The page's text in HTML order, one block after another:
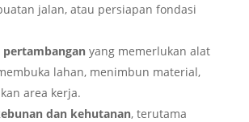
jalan, atau persiapan fondasi
pertambanganyang memerlukan alat
lahan, menimbun material,
area kerja.
dan kehutanan, terutama